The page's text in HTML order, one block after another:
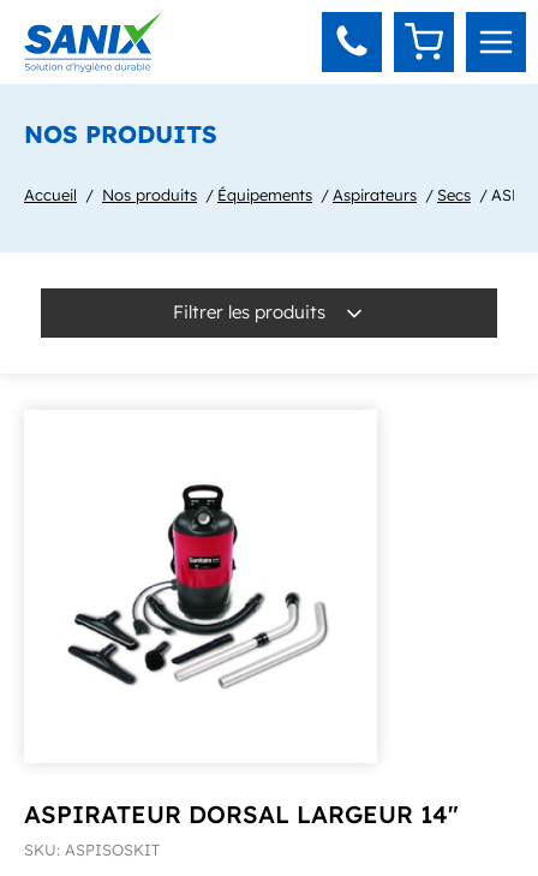
Panneau de gestion des cookies
NOS PRODUITS
Accueil Nos produits Équipements Aspirateurs Secs
Filtrer les produits
ASPIRATEUR DORSAL LARGEUR 14″
SKU: ASPISOSKIT